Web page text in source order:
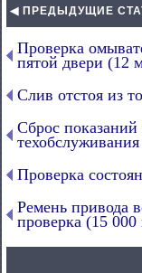
◀ ПРЕДЫДУЩИЕ
Проверка
пятой двери (12
Слив отстоя из
Сброс показаний
Проверка
Ремень привода
проверка (15